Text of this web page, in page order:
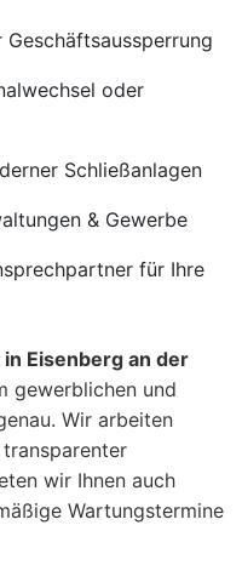
oder
Schließanlagen
& Gewerbe
für Ihre
Eisenberg an der
gewerblichen und
Wir arbeiten
wir Ihnen auch
Wartungstermine